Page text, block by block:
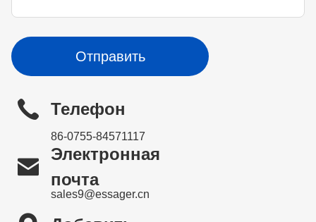
Отправить
Телефон
86-0755-84571117

Электронная
почта
sales9@essager.cn